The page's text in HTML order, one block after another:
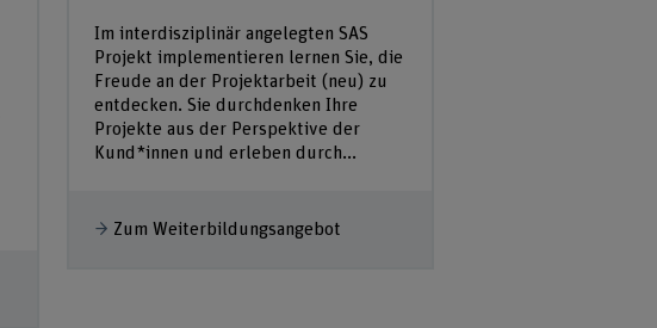
Im interdisziplinär angelegten SAS
Projekt implementieren lernen Sie, die
Freude an der Projektarbeit (neu) zu
entdecken. Sie durchdenken Ihre
Projekte aus der Perspektive der
Kund*innen und erleben durch...
Zum Weiterbildungsangebot